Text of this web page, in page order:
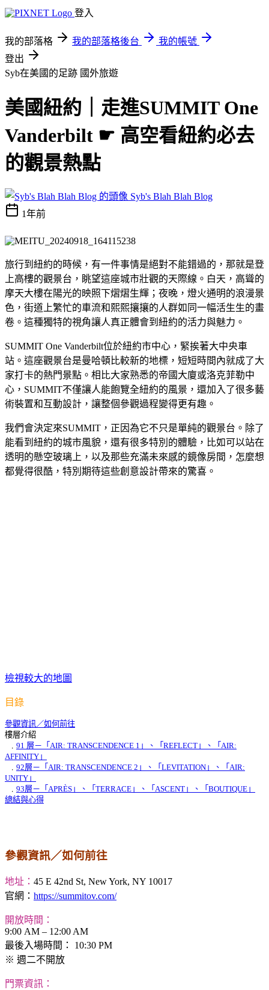
登入
我的部落格 我的部落格後台
我的帳號
登出
Syb在美國的足跡 國外旅遊
美國紐約｜走進SUMMIT One
Vanderbilt ☛ 高空看紐約必去
的觀景熱點
Syb's Blah Blah Blog
1年前
旅行到紐約的時候，有一件事情是絕對不能錯過的，那就是登
上高樓的觀景台，眺望這座城市壯觀的天際線。白天，高聳的
摩天大樓在陽光的映照下熠熠生輝；夜晚，燈火通明的浪漫景
色，街道上繁忙的車流和熙熙攘攘的人群如同一幅活生生的畫
卷。這種獨特的視角讓人真正體會到紐約的活力與魅力。
SUMMIT One Vanderbilt位於紐約市中心，緊挨著大中央車
站。這座觀景台是曼哈頓比較新的地標，短短時間內就成了大
家打卡的熱門景點。相比大家熟悉的帝國大廈或洛克菲勒中
心，SUMMIT不僅讓人能飽覽全紐約的風景，還加入了很多藝
術裝置和互動設計，讓整個參觀過程變得更有趣。
我們會決定來SUMMIT，正因為它不只是單純的觀景台。除了
能看到紐約的城市風貌，還有很多特別的體驗，比如可以站在
透明的懸空玻璃上，以及那些充滿未來感的鏡像房間，怎麼想
都覺得很酷，特別期待這些創意設計帶來的驚喜。
檢視較大的地圖
目錄
參觀資訊／如何前往
樓層介紹
91 層－「AIR: TRANSCENDENCE 1」、「REFLECT」、「AIR:
AFFINITY」
92層－「AIR: TRANSCENDENCE 2」、「LEVITATION」、「AIR:
UNITY」
93層－「APRÈS」、「TERRACE」、「ASCENT」、「BOUTIQUE」
總結與心得
參觀資訊／如何前往
地址： 45 E 42nd St, New York, NY 10017
官網： https://summitov.com/
開放時間：
9:00 AM – 12:00 AM
最後入場時間： 10:30 PM
※ 週二不開放
門票資訊：